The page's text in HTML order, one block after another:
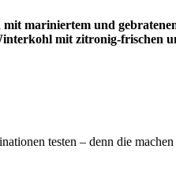
mariniertem und
mit zitronig-frischen
testen – denn die